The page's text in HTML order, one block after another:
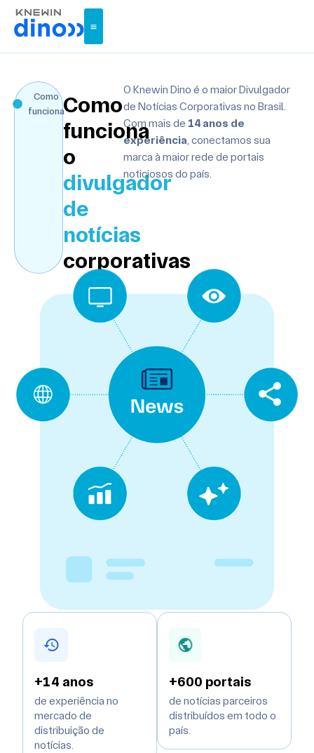
Como
funcionaComo
funciona
o
divulgador
de
notícias
corporativas
O Knewin Dino é o maior Divulgador
de Notícias Corporativas no Brasil.
Com mais de 14 anos de
experiência, conectamos sua
marca à maior rede de portais
noticiosos do país.
+14 anos
de experiência no
mercado de
distribuição de
notícias.
+600 portais
de notícias parceiros
distribuídos em todo o
país.